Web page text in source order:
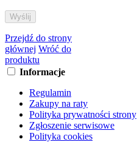
Przejdź do strony
głównej Wróć do
produktu
Informacje
Regulamin
Zakupy na raty
Polityka prywatności strony
Zgłoszenie serwisowe
Polityka cookies